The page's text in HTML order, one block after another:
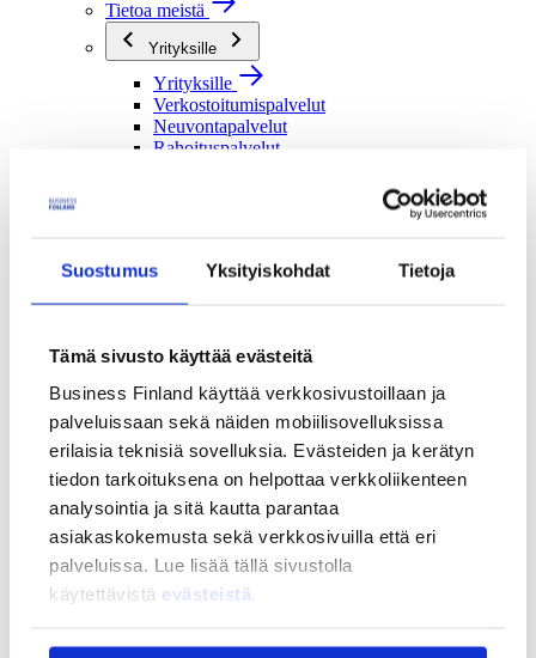
Suostumus Yksityiskohdat Tietoja
Tämä sivusto käyttää evästeitä
Business Finland käyttää verkkosivustoillaan ja
palveluissaan sekä näiden mobiilisovelluksissa
erilaisia teknisiä sovelluksia. Evästeiden ja kerätyn
tiedon tarkoituksena on helpottaa verkkoliikenteen
analysointia ja sitä kautta parantaa
asiakaskokemusta sekä verkkosivuilla että eri
palveluissa. Lue lisää tällä sivustolla
käytettävistä evästeistä.
Tietoa meistä
Yrityksille
Yrityksille
Verkostoitumispalvelut
Neuvontapalvelut
Rahoituspalvelut
Rahoituspalvelut
Julkisille toimijoille
Verkostoitumispalvelut
Me olemme Business Finland
Me olemme Business Finland
Organisaatiomme
Toimintaverkostomme
Strategia ja vaikuttavuus
Strategia ja vaikuttavuus